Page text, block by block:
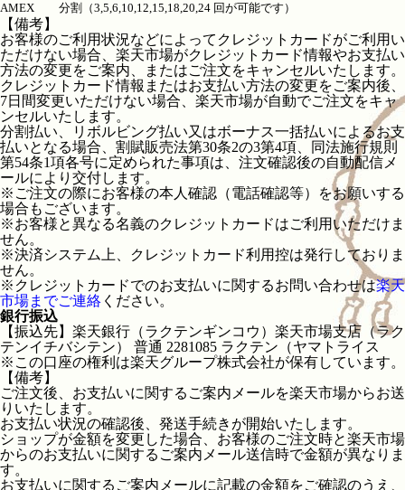
AMEX
分割（3,5,6,10,12,15,18,20,24 回が可能です）
【備考】
お客様のご利用状況などによってクレジットカードがご利用い
ただけない場合、楽天市場がクレジットカード情報やお支払い
方法の変更をご案内、またはご注文をキャンセルいたします。
クレジットカード情報またはお支払い方法の変更をご案内後、
7日間変更いただけない場合、楽天市場が自動でご注文をキャ
ンセルいたします。
分割払い、リボルビング払い又はボーナス一括払いによるお支
払いとなる場合、割賦販売法第30条2の3第4項、同法施行規則
第54条1項各号に定められた事項は、注文確認後の自動配信メ
ールにより交付します。
※ご注文の際にお客様の本人確認（電話確認等）をお願いする
場合もございます。
※お客様と異なる名義のクレジットカードはご利用いただけま
せん。
※決済システム上、クレジットカード利用控は発行しておりま
せん。
※クレジットカードでのお支払いに関するお問い合わせは楽天
市場までご連絡 ください。
銀行振込
【振込先】楽天銀行（ラクテンギンコウ）楽天市場支店（ラク
テンイチバシテン） 普通 2281085 ラクテン（ヤマトライス
※この口座の権利は楽天グループ株式会社が保有しています。
【備考】
ご注文後、お支払いに関するご案内メールを楽天市場からお送
りいたします。
お支払い状況の確認後、発送手続きが開始いたします。
ショップが金額を変更した場合、お客様のご注文時と楽天市場
からのお支払いに関するご案内メール送信時で金額が異なりま
す。
お支払いに関するご案内メールに記載の金額をご確認のうえ、